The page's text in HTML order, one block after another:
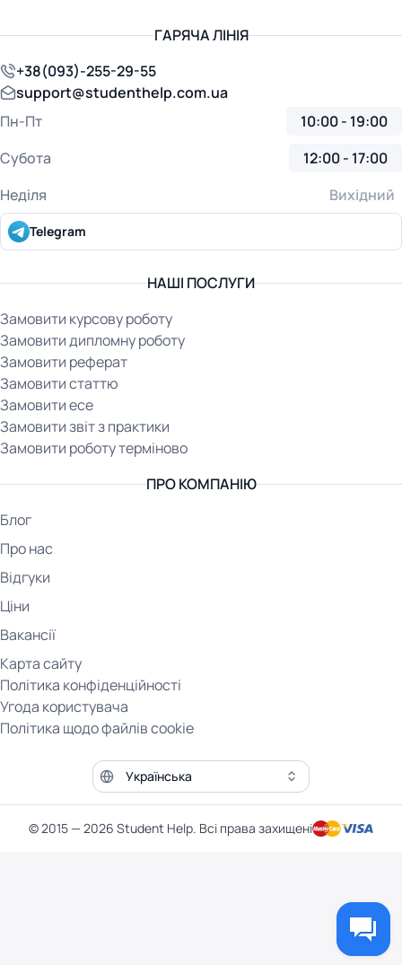
НАШІ ПОСЛУГИ
Замовити курсову роботу
Замовити дипломну роботу
Замовити реферат
Замовити статтю
Замовити есе
Замовити звіт з практики
Замовити роботу терміново
ПРО КОМПАНІЮ
Блог
Про нас
Відгуки
Ціни
Вакансії
Карта сайту
Політика конфіденційності
Угода користувача
Політика щодо файлів cookie
ГАРЯЧА ЛІНІЯ
+38(093)-255-29-55
support@studenthelp.com.ua
Пн-Пт
10:00 - 19:00
Субота
12:00 - 17:00
Неділя
Вихідний
Telegram
Мова сайту
© 2015 — 2026 Student Help. Всі права захищені